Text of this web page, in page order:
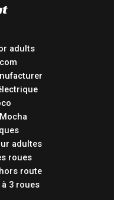
adults
adultes
roues
route
3 roues